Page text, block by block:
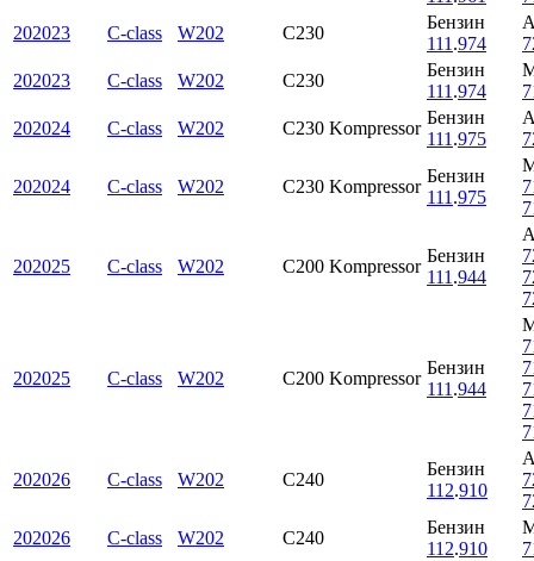
202023
C-class W202 C230
Бензин
111 .974
202023
C-class W202 C230
Бензин
111 .974
202024
C-class W202 C230 Kompressor
Бензин
111 .975
202024 C-class W202 C230 Kompressor
Бензин
111 .975
202025 C-class W202 C200 Kompressor
Бензин
111 .944
202025 C-class W202 C200 Kompressor
Бензин
111 .944
202026 C-class W202 C240
Бензин
112.910
202026
C-class W202 C240
Бензин
112.910